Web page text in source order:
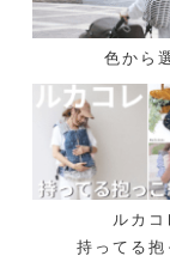
色から
ルカコ
持ってる抱